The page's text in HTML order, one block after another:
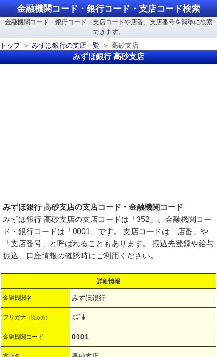
金融機関コード・銀行コード・支店コード検索
金融機関コード・銀行コード・支店コードや店番、支店番号を簡単に検索
できます。
トップ
みずほ銀行の支店一覧 高砂支店
みずほ銀行 高砂支店
みずほ銀行 高砂支店の支店コード・金融機関コード
みずほ銀行 高砂支店の支店コードは「352」、金融機関コー
ド・銀行コードは「0001」です。 支店コードは「店番」や
「支店番号」と呼ばれることもあります。 振込先登録や給与
振込、口座情報の確認時にご利用ください。
詳細情報
金融機関名 みずほ銀行
フリガナ （読み方） ﾐｽﾞﾎ
金融機関コード 0001